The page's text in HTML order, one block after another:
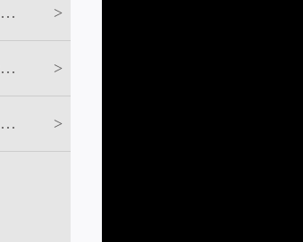
2023張醫師線上課程 >
2022原始點醫學完整版講座 >
2022張醫師線上課程 >